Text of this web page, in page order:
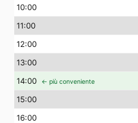
10:00
11:00
12:00
13:00
14:00 ← più conveniente
15:00
16:00